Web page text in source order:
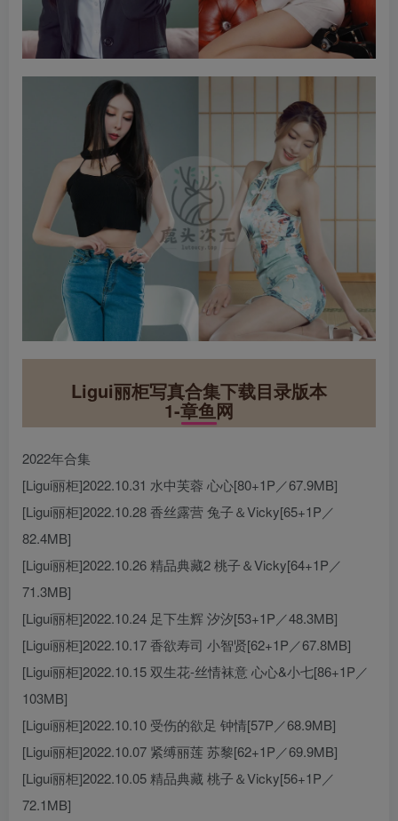
Ligui丽柜写真合集下载目录版本
1-章鱼网
2022年合集
[Ligui丽柜]2022.10.31 水中芙蓉 心心[80+1P／67.9MB]
[Ligui丽柜]2022.10.28 香丝露营 兔子＆Vicky[65+1P／
82.4MB]
[Ligui丽柜]2022.10.26 精品典藏2 桃子＆Vicky[64+1P／
71.3MB]
[Ligui丽柜]2022.10.24 足下生辉 汐汐[53+1P／48.3MB]
[Ligui丽柜]2022.10.17 香欲寿司 小智贤[62+1P／67.8MB]
[Ligui丽柜]2022.10.15 双生花-丝情袜意 心心&小七[86+1P／
103MB]
[Ligui丽柜]2022.10.10 受伤的欲足 钟情[57P／68.9MB]
[Ligui丽柜]2022.10.07 紧缚丽莲 苏黎[62+1P／69.9MB]
[Ligui丽柜]2022.10.05 精品典藏 桃子＆Vicky[56+1P／
72.1MB]